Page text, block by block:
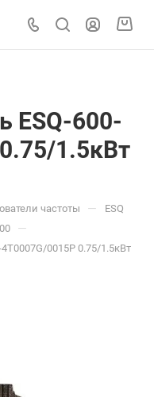
ESQ-600-
1.5кВт
частоты — ESQ
—
0015P 0.75/1.5кВт